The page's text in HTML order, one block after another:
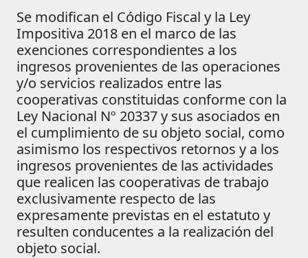
Se modifican el Código Fiscal y la Ley
Impositiva 2018 en el marco de las
exenciones correspondientes a los
ingresos provenientes de las operaciones
y/o servicios realizados entre las
cooperativas constituidas conforme con la
Ley Nacional Nº 20337 y sus asociados en
el cumplimiento de su objeto social, como
asimismo los respectivos retornos y a los
ingresos provenientes de las actividades
que realicen las cooperativas de trabajo
exclusivamente respecto de las
expresamente previstas en el estatuto y
resulten conducentes a la realización del
objeto social.